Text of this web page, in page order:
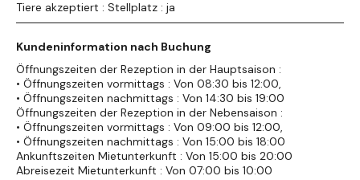
Tiere akzeptiert : Stellplatz : ja
Kundeninformation nach Buchung
Öffnungszeiten der Rezeption in der Hauptsaison :
• Öffnungszeiten vormittags : Von 08:30 bis 12:00,
• Öffnungszeiten nachmittags : Von 14:30 bis 19:00
Öffnungszeiten der Rezeption in der Nebensaison :
• Öffnungszeiten vormittags : Von 09:00 bis 12:00,
• Öffnungszeiten nachmittags : Von 15:00 bis 18:00
Ankunftszeiten Mietunterkunft : Von 15:00 bis 20:00
Abreisezeit Mietunterkunft : Von 07:00 bis 10:00